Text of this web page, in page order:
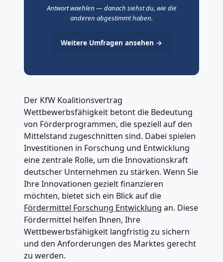
Antwort waehlen — danach siehst du, wie die
anderen abgestimmt haben.
Weitere Umfragen ansehen →
Der KfW Koalitionsvertrag
Wettbewerbsfähigkeit betont die Bedeutung
von Förderprogrammen, die speziell auf den
Mittelstand zugeschnitten sind. Dabei spielen
Investitionen in Forschung und Entwicklung
eine zentrale Rolle, um die Innovationskraft
deutscher Unternehmen zu stärken. Wenn Sie
Ihre Innovationen gezielt finanzieren
möchten, bietet sich ein Blick auf die
Fördermittel Forschung Entwicklung an. Diese
Fördermittel helfen Ihnen, Ihre
Wettbewerbsfähigkeit langfristig zu sichern
und den Anforderungen des Marktes gerecht
zu werden.